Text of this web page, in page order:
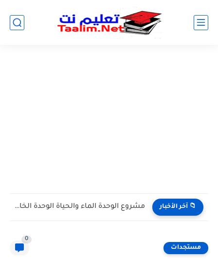
📁 آخر الأخبار مشروع الوحدة الماء والحياة الوحدة الخامسة المستوى الثالث projet de...
مستجدات
0